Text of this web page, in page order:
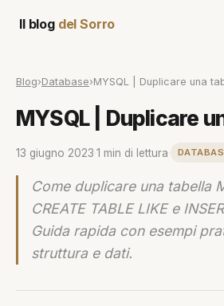
Il blog del Sorro
Blog›Database›MYSQL | Duplicare una
MYSQL | Duplicare
13 giugno 2023 1 min di lettura
Come duplicare una tabella
CREATE TABLE LIKE e
Guida rapida con esempi
struttura e dati.